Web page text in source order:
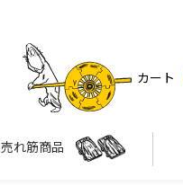
カート
売れ筋商品